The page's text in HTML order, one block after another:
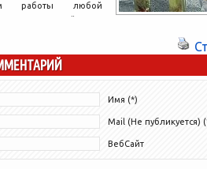
работы любой
является мойка. Но
Имя (*)
Mail (Не публикуется)
ВебСайт